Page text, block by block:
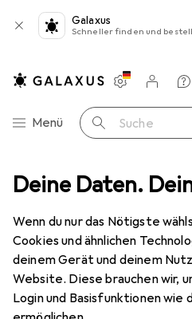
Deine Daten.
Wenn du nur das Nötigste
Cookies und ähnlichen
deinem Gerät und deinem
Website. Diese brauchen wir,
Login und Basisfunktionen wie
Galaxus
Schneller finden und
Navigation nach Kategorien
Menü Suche
Einstellungen
Kundenkonto
Vergleichslisten
Merklisten
Warenkorb
up in stick Oceanly (Foundation) 12
Attitude
Oceanly
Cream
Golden Rose,